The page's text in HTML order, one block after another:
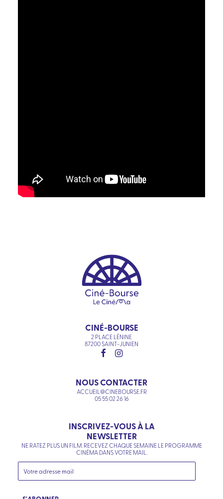
CINÉ-BOURSE
2 PLACE LÉNINE
87200 SAINT-JUNIEN
NOUS CONTACTER
ACCUEIL@CINEBOURSE.FR
05 55 02 26 16
INSCRIVEZ-VOUS À LA
NEWSLETTER
NE RATEZ PLUS UN FILM. RECEVEZ CHAQUE SEMAINE LE PROGRAMME
CINÉMA DANS VOTRE MAIL.